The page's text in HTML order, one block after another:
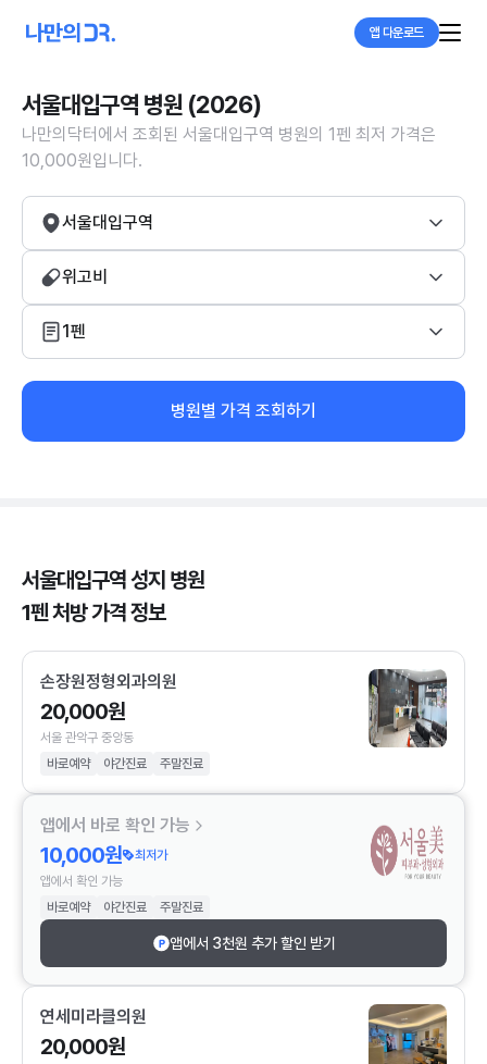
앱 다운로드
서울대입구역 병원 (2026)
나만의닥터에서 조회된 서울대입구역 병원의 1펜 최저 가격은
10,000원입니다.
서울대입구역
위고비
1펜
병원별 가격 조회하기
서울대입구역 성지 병원
1펜 처방 가격 정보
손장원정형외과의원
20,000원
서울 관악구 중앙동
바로예약
야간진료 주말진료
앱에서 바로 확인 가능
10,000원
최저가
앱에서 확인 가능
바로예약
야간진료 주말진료
앱에서 3천원 추가 할인 받기
연세미라클의원
20,000원